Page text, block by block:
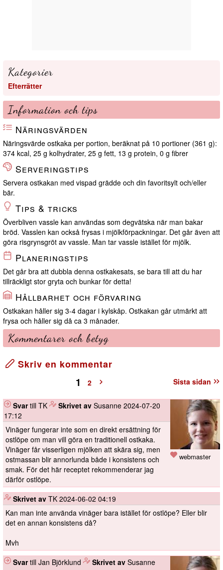
Kategorier
Efterrätter
Information och tips
Näringsvärden
Näringsvärde ostkaka per portion, beräknat på 10 portioner (361 g):
374 kcal, 25 g kolhydrater, 25 g fett, 13 g protein, 0 g fibrer
Serveringstips
Servera ostkakan med vispad grädde och din favoritsylt och/eller
bär.
Tips & tricks
Överbliven vassle kan användas som degvätska när man bakar
bröd. Vasslen kan också frysas i mjölkförpackningar. Det går även att
göra risgrynsgröt av vassle. Man tar vassle istället för mjölk.
Planeringstips
Det går bra att dubbla denna ostkakesats, se bara till att du har
tillräckligt stor gryta och bunkar för detta!
Hållbarhet och förvaring
Ostkakan håller sig 3-4 dagar i kylskåp. Ostkakan går utmärkt att
frysa och håller sig då ca 3 månader.
Kommentarer och betyg
Skriv en kommentar
Sista sidan
1 2
webmaster
Svartill TK Skrivet av Susanne 2024-07-20
17:12
Vinäger fungerar inte som en direkt ersättning för
ostlöpe om man vill göra en traditionell ostkaka.
Vinäger får visserligen mjölken att skära sig, men
ostmassan blir annorlunda både i konsistens och
smak. För det här receptet rekommenderar jag
därför ostlöpe.
Skrivet av TK 2024-06-02 04:19
Kan man inte använda vinäger bara istället för ostlöpe? Eller blir
det en annan konsistens då?
Mvh
Svartill Jan Björklund Skrivet av Susanne